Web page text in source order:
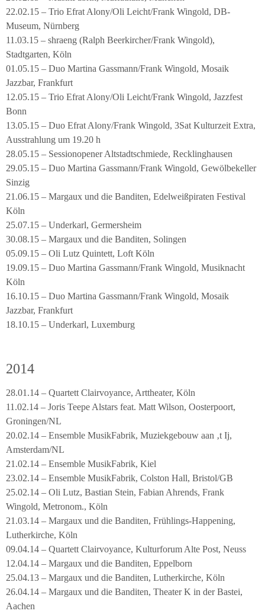
22.02.15 – Trio Efrat Alony/Oli Leicht/Frank Wingold, DB-
Museum, Nürnberg
11.03.15 – shraeng (Ralph Beerkircher/Frank Wingold),
Stadtgarten, Köln
01.05.15 – Duo Martina Gassmann/Frank Wingold, Mosaik
Jazzbar, Frankfurt
12.05.15 – Trio Efrat Alony/Oli Leicht/Frank Wingold, Jazzfest
Bonn
13.05.15 – Duo Efrat Alony/Frank Wingold, 3Sat Kulturzeit Extra,
Ausstrahlung um 19.20 h
28.05.15 – Sessionopener Altstadtschmiede, Recklinghausen
29.05.15 – Duo Martina Gassmann/Frank Wingold, Gewölbekeller
Sinzig
21.06.15 – Margaux und die Banditen, Edelweißpiraten Festival
Köln
25.07.15 – Underkarl, Germersheim
30.08.15 – Margaux und die Banditen, Solingen
05.09.15 – Oli Lutz Quintett, Loft Köln
19.09.15 – Duo Martina Gassmann/Frank Wingold, Musiknacht
Köln
16.10.15 – Duo Martina Gassmann/Frank Wingold, Mosaik
Jazzbar, Frankfurt
18.10.15 – Underkarl, Luxemburg
2014
28.01.14 – Quartett Clairvoyance, Arttheater, Köln
11.02.14 – Joris Teepe Alstars feat. Matt Wilson, Oosterpoort,
Groningen/NL
20.02.14 – Ensemble MusikFabrik, Muziekgebouw aan ‚t Ij,
Amsterdam/NL
21.02.14 – Ensemble MusikFabrik, Kiel
23.02.14 – Ensemble MusikFabrik, Colston Hall, Bristol/GB
25.02.14 – Oli Lutz, Bastian Stein, Fabian Ahrends, Frank
Wingold, Metronom., Köln
21.03.14 – Margaux und die Banditen, Frühlings-Happening,
Lutherkirche, Köln
09.04.14 – Quartett Clairvoyance, Kulturforum Alte Post, Neuss
12.04.14 – Margaux und die Banditen, Eppelborn
25.04.13 – Margaux und die Banditen, Lutherkirche, Köln
26.04.14 – Margaux und die Banditen, Theater K in der Bastei,
Aachen